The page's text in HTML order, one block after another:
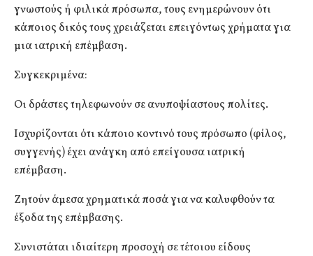
γνωστούς ή φιλικά πρόσωπα, τους ενημερώνουν ότι
κάποιος δικός τους χρειάζεται επειγόντως χρήματα για
μια ιατρική επέμβαση.
Συγκεκριμένα:
Οι δράστες τηλεφωνούν σε ανυποψίαστους πολίτες.
Ισχυρίζονται ότι κάποιο κοντινό τους πρόσωπο (φίλος,
συγγενής) έχει ανάγκη από επείγουσα ιατρική
επέμβαση.
Ζητούν άμεσα χρηματικά ποσά για να καλυφθούν τα
έξοδα της επέμβασης.
Συνιστάται ιδιαίτερη προσοχή σε τέτοιου είδους